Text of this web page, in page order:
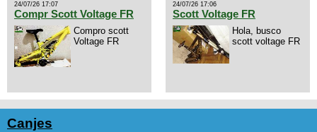
24/07/26 17:07
Compr Scott Voltage FR
Compro scott
Voltage FR
24/07/26 17:06
Scott Voltage FR
Hola, busco
scott voltage FR
Canjes